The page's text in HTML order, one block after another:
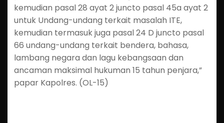
kemudian pasal 28 ayat 2 juncto pasal 45a ayat 2
untuk Undang-undang terkait masalah ITE,
kemudian termasuk juga pasal 24 D juncto pasal
66 undang-undang terkait bendera, bahasa,
lambang negara dan lagu kebangsaan dan
ancaman maksimal hukuman 15 tahun penjara,”
papar Kapolres. (OL-15)